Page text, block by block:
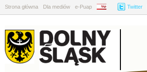
Strona główna Dla mediów e-Puap BIP Twitter